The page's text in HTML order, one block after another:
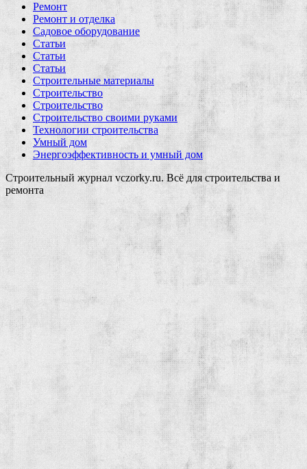
Ремонт
Ремонт и отделка
Садовое оборудование
Статьи
Статьи
Статьи
Строительные материалы
Строительство
Строительство
Строительство своими руками
Технологии строительства
Умный дом
Энергоэффективность и умный дом
Строительный журнал vczorky.ru. Всё для строительства и
ремонта